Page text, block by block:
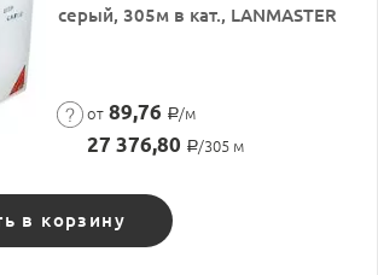
серый, 305м в кат., LANMASTER
от 89,76 Р/м
27 376,80 Р/305 м
в корзину